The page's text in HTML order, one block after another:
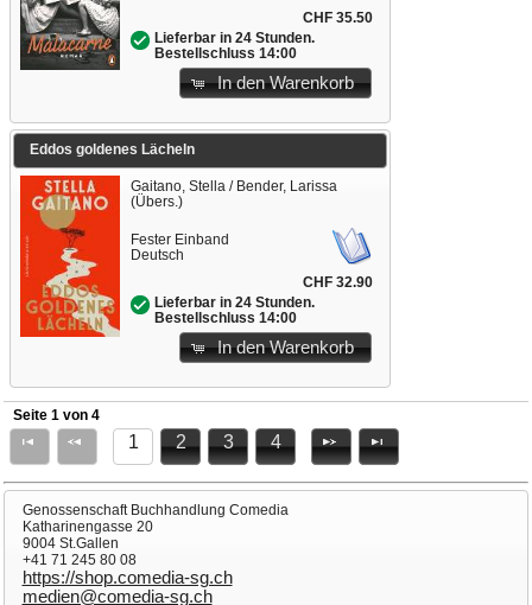
CHF 35.50
Lieferbar in 24 Stunden.
Bestellschluss 14:00
In den Warenkorb
Eddos goldenes Lächeln
Gaitano, Stella / Bender, Larissa
(Übers.)
Fester Einband
Deutsch
CHF 32.90
Lieferbar in 24 Stunden.
Bestellschluss 14:00
In den Warenkorb
Seite 1 von 4
1 2 3 4
Genossenschaft Buchhandlung Comedia
Katharinengasse 20
9004 St.Gallen
+41 71 245 80 08
https://shop.comedia-sg.ch
medien@comedia-sg.ch